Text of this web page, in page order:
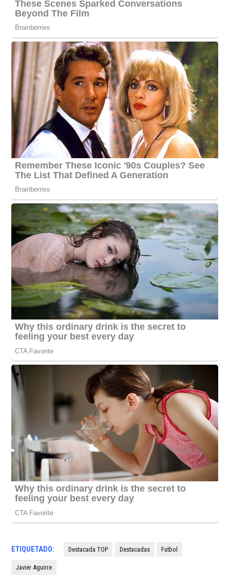
ETIQUETADO: Destacada TOP Destacadas Futbol
Javier Aguirre